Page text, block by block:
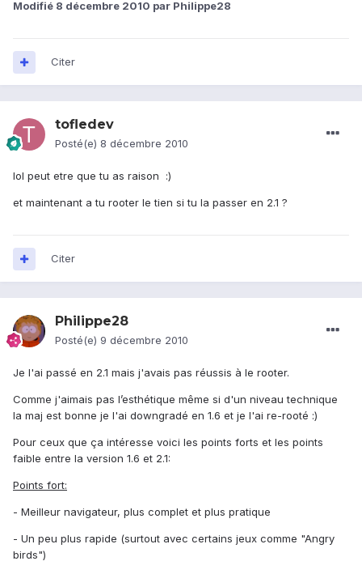
Modifié 8 décembre 2010 par Philippe28
Citer
tofledev
Posté(e) 8 décembre 2010
lol peut etre que tu as raison :)
et maintenant a tu rooter le tien si tu la passer en 2.1 ?
Citer
Philippe28
Posté(e) 9 décembre 2010
Je l'ai passé en 2.1 mais j'avais pas réussis à le rooter.
Comme j'aimais pas l’esthétique même si d'un niveau technique
la maj est bonne je l'ai downgradé en 1.6 et je l'ai re-rooté :)
Pour ceux que ça intéresse voici les points forts et les points
faible entre la version 1.6 et 2.1:
Points fort:
- Meilleur navigateur, plus complet et plus pratique
- Un peu plus rapide (surtout avec certains jeux comme "Angry
birds")